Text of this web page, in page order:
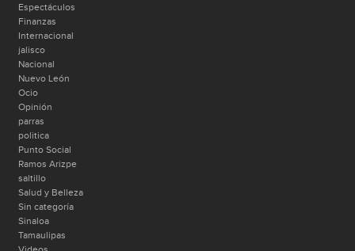
Espectáculos
Finanzas
Internacional
jalisco
Nacional
Nuevo León
Ocio
Opinión
parras
politica
Punto Social
Ramos Arizpe
saltillo
Salud y Belleza
Sin categoría
Sinaloa
Tamaulipas